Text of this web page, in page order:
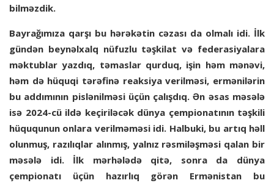
bilməzdik.
Bayrağımıza qarşı bu hərəkətin cəzası da olmalı idi. İlk
gündən beynəlxalq nüfuzlu təşkilat və federasiyalara
məktublar yazdıq, təmaslar qurduq, işin həm mənəvi,
həm də hüquqi tərəfinə reaksiya verilməsi, ermənilərin
bu addımının pislənilməsi üçün çalışdıq. Ən əsas məsələ
isə 2024-cü ildə keçiriləcək dünya çempionatının təşkili
hüququnun onlara verilməməsi idi. Halbuki, bu artıq həll
olunmuş, razılıqlar alınmış, yalnız rəsmiləşməsi qalan bir
məsələ idi. İlk mərhələdə qitə, sonra da dünya
çempionatı üçün hazırlıq görən Ermənistan bu